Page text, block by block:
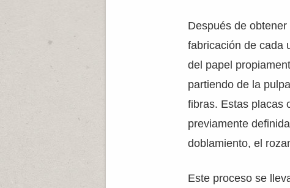
Después de
fabricación de cada
del papel
partiendo de la
fibras. Estas placas
previamente
doblamiento, el
Este proceso se